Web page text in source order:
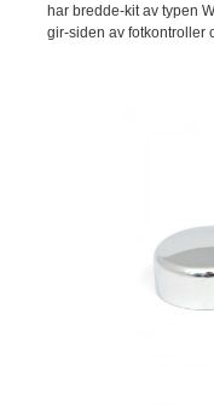
har bredde-kit av typen
gir-siden av fotkontroller